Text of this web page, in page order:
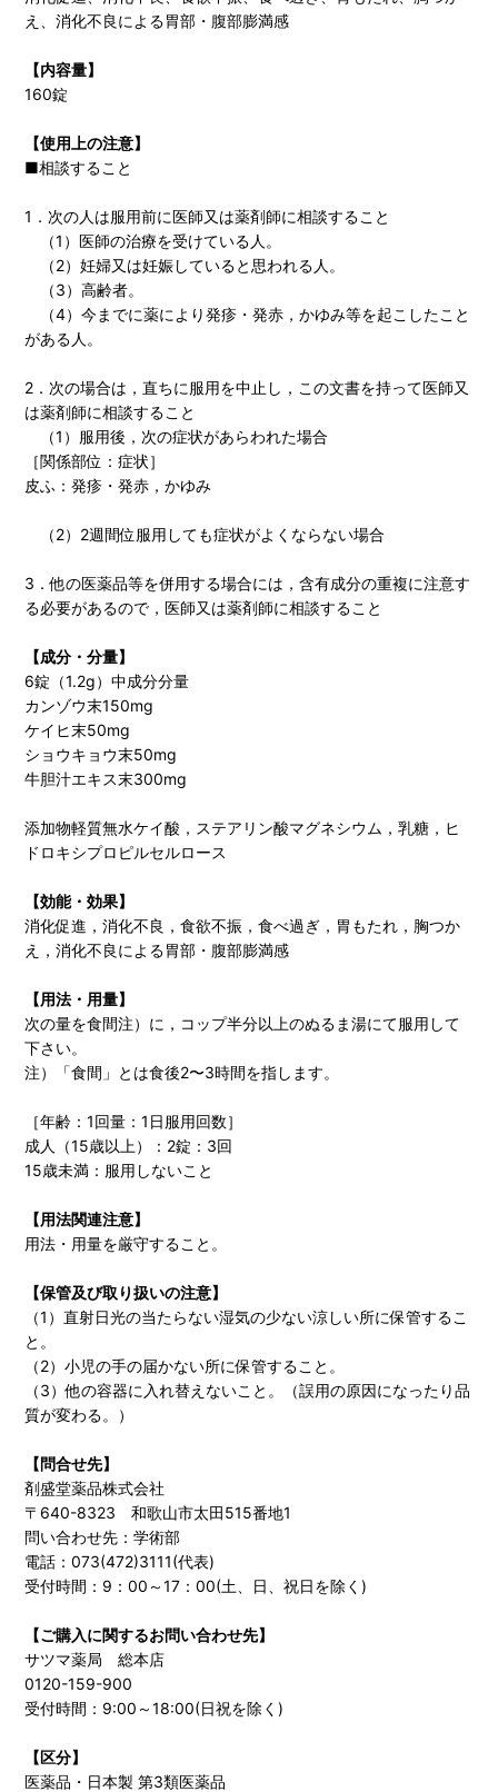
え、消化不良による胃部・腹部膨満感
【内容量】
160錠
【使用上の注意】
■相談すること
1．次の人は服用前に医師又は薬剤師に相談すること
（1）医師の治療を受けている人。
（2）妊婦又は妊娠していると思われる人。
（3）高齢者。
（4）今までに薬により発疹・発赤，かゆみ等を起こしたこと
がある人。
2．次の場合は，直ちに服用を中止し，この文書を持って医師又
は薬剤師に相談すること
（1）服用後，次の症状があらわれた場合
［関係部位：症状］
皮ふ：発疹・発赤，かゆみ
（2）2週間位服用しても症状がよくならない場合
3．他の医薬品等を併用する場合には，含有成分の重複に注意す
る必要があるので，医師又は薬剤師に相談すること
【成分・分量】
6錠（1.2g）中成分分量
カンゾウ末150mg
ケイヒ末50mg
ショウキョウ末50mg
牛胆汁エキス末300mg
添加物軽質無水ケイ酸，ステアリン酸マグネシウム，乳糖，ヒ
ドロキシプロピルセルロース
【効能・効果】
消化促進，消化不良，食欲不振，食べ過ぎ，胃もたれ，胸つか
え，消化不良による胃部・腹部膨満感
【用法・用量】
次の量を食間注）に，コップ半分以上のぬるま湯にて服用して
下さい。
注）「食間」とは食後2〜3時間を指します。
［年齢：1回量：1日服用回数］
成人（15歳以上）：2錠：3回
15歳未満：服用しないこと
【用法関連注意】
用法・用量を厳守すること。
【保管及び取り扱いの注意】
（1）直射日光の当たらない湿気の少ない涼しい所に保管するこ
と。
（2）小児の手の届かない所に保管すること。
（3）他の容器に入れ替えないこと。（誤用の原因になったり品
質が変わる。）
【問合せ先】
剤盛堂薬品株式会社
〒640-8323 和歌山市太田515番地1
問い合わせ先：学術部
電話：073(472)3111(代表)
受付時間：9：00～17：00(土、日、祝日を除く)
【ご購入に関するお問い合わせ先】
サツマ薬局 総本店
0120-159-900
受付時間：9:00～18:00(日祝を除く)
【区分】
医薬品・日本製 第3類医薬品